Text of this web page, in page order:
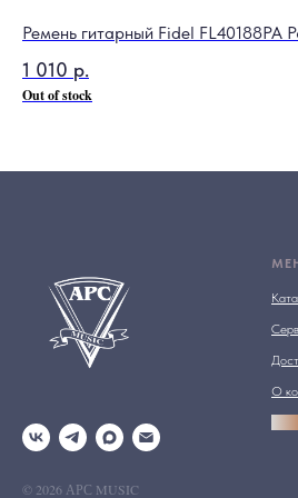
Ремень гитарный Fidel FL40188PA
1 010 р.
Out of stock
© 2026 АРС MUSIC
О